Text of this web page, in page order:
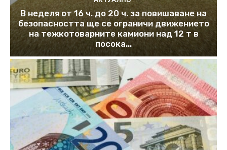
В неделя от 16 ч. до 20 ч. за повишаване на
безопасността ще се ограничи движението
на тежкотоварните камиони над 12 т в
посока...